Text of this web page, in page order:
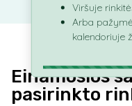
Einamosios
pasirinkto
Viršuje
Arba
kalendoriuje